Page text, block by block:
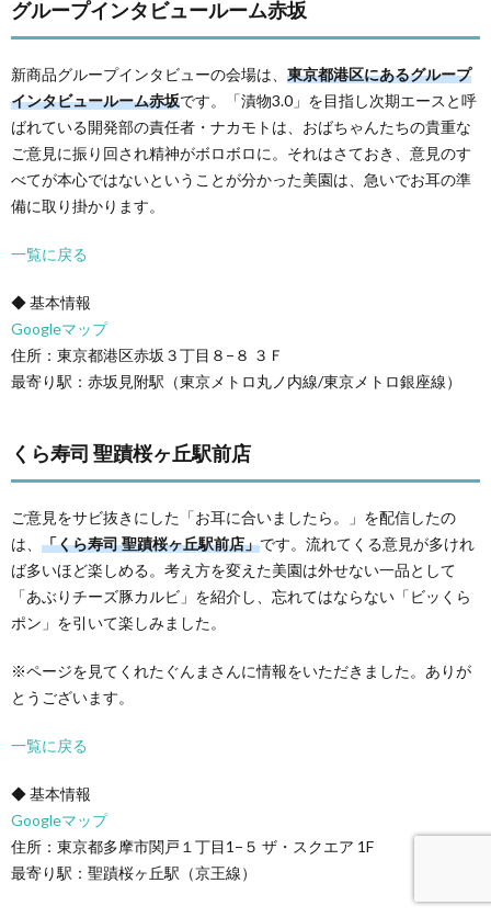
グループインタビュールーム赤坂
新商品グループインタビューの会場は、 東京都港区にあるグループ
インタビュールーム赤坂です。「漬物3.0」を目指し次期エースと呼
ばれている開発部の責任者・ナカモトは、おばちゃんたちの貴重な
ご意見に振り回され精神がボロボロに。それはさておき、意見のす
べてが本心ではないということが分かった美園は、急いでお耳の準
備に取り掛かります。
一覧に戻る
◆ 基本情報
Googleマップ
住所：東京都港区赤坂３丁目８−８ ３Ｆ
最寄り駅：赤坂見附駅（東京メトロ丸ノ内線/東京メトロ銀座線）
くら寿司 聖蹟桜ヶ丘駅前店
ご意見をサビ抜きにした「お耳に合いましたら。」を配信したの
は、 「くら寿司 聖蹟桜ヶ丘駅前店」です。流れてくる意見が多けれ
ば多いほど楽しめる。考え方を変えた美園は外せない一品として
「あぶりチーズ豚カルビ」を紹介し、忘れてはならない「ビッくら
ポン」を引いて楽しみました。
※ページを見てくれたぐんまさんに情報をいただきました。ありが
とうございます。
一覧に戻る
◆ 基本情報
Googleマップ
住所：東京都多摩市関戸１丁目1−５ ザ・スクエア 1F
最寄り駅：聖蹟桜ヶ丘駅（京王線）